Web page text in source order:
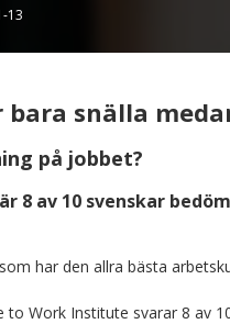
13
snälla
på jobbet?
8 av 10 svenskar
har den allra bästa
Work Institute svarar 8 av